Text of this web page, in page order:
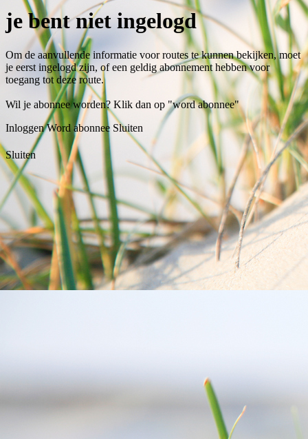
je bent niet ingelogd
Om de aanvullende informatie voor routes te kunnen bekijken, moet
je eerst ingelogd zijn, of een geldig abonnement hebben voor
toegang tot deze route.
Wil je abonnee worden? Klik dan op "word abonnee"
Inloggen Word abonnee Sluiten
Sluiten